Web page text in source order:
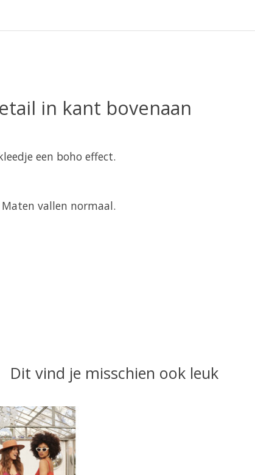
in kant bovenaan
een boho effect.
vallen normaal.
Dit vind je misschien ook leuk